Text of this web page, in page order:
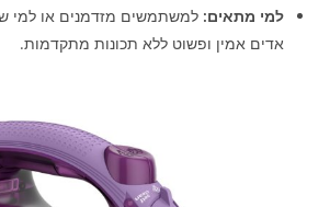
למי מתאים: למשתמשים מזדמנים או למי
אדים אמין ופשוט ללא תכונות מתקדמות.